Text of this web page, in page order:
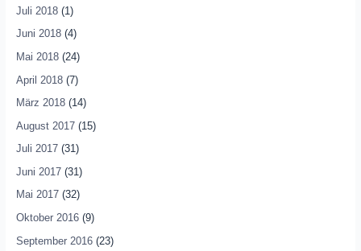
Juli 2018(1)
Juni 2018(4)
Mai 2018(24)
April 2018(7)
März 2018(14)
August 2017(15)
Juli 2017(31)
Juni 2017(31)
Mai 2017(32)
Oktober 2016(9)
September 2016(23)